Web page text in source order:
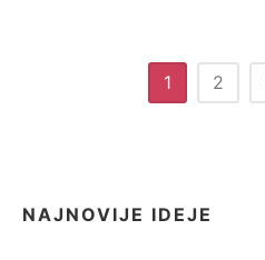
1 2
NAJNOVIJE IDEJE